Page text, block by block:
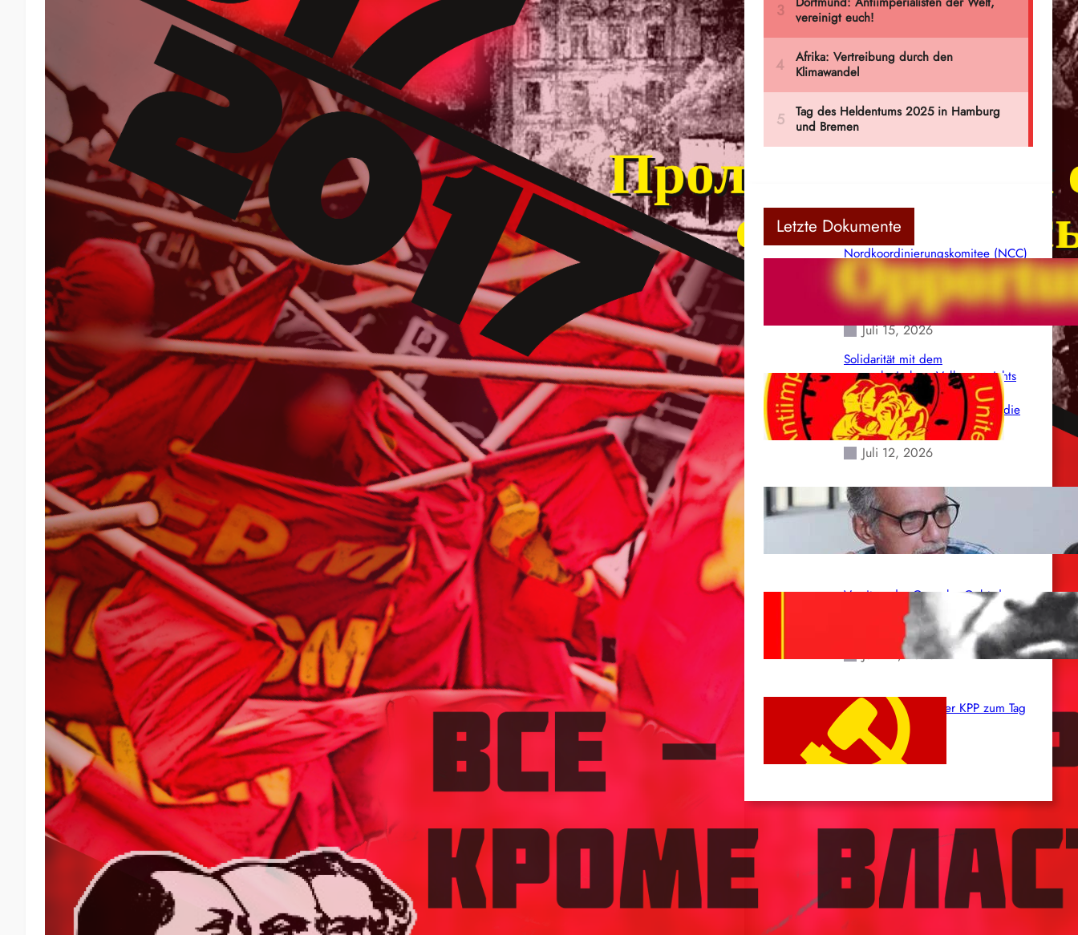
Letzte Dokumente
Nordkoordinierungskomitee (NCC)
der Kommunistischen Partei Indiens
(Maoistisch): Postmoderner
Opportunismus
Juli 15, 2026
Solidarität mit dem
venezolanischem Volk angesichts
der verlorenen Leben und der
katastrophalen Situation durch die
Erdbeben des 24. Juni!
Juli 12, 2026
Indien: „Die Politik der
Kapitulation“ von K. Murali (Ajith)
Juli 1, 2026
Vorsitzender Gonzalo: Gebt das
Leben für die Partei und die
Juni 19, 2026
Beschluss des ZK der KPP zum Tag
des Heldentums
Juni 19, 2026